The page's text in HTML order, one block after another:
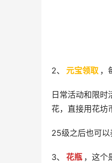
2、 元宝领取 ，
日常活动和限时
花，直接用花坊
25级之后也可以
3、 花瓶 ，这个